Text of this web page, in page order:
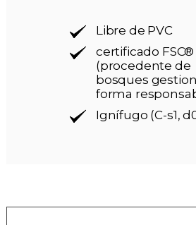
Libre de PVC
certificado FSC®
(procedente de
bosques
forma
Ignífugo (C-s1,